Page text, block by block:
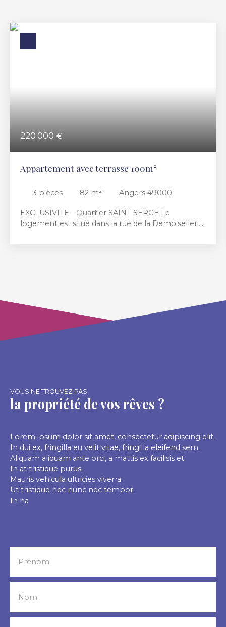
220 000 €
Appartement avec terrasse 100m²
3 pièces 82 m² Angers 49000
EXCLUSIVITE - Quartier SAINT SERGE Le
logement est situé dans la rue de la Demoisellerie
commerces (boulangerie, biocop, carrefour St
chambre, une salle de bain, un coin nuit <9m² PAS
DE CHARGES DE COPROPRIETE - Dans un
immeuble de 2 lots seulement composé de : -
RDC : local commercial - 1er étage :
VOUS NE TROUVEZ PAS
la propriété de vos rêves ?
Lorem ipsum dolor sit amet, consectetur adipiscing elit.
In dui ex, fringilla eu velit vitae, fringilla eleifend sem.
Aliquam aliquam ante orci, a mattis ex facilisis et.
In at tristique purus.
Mauris vehicula ultricies viverra.
Ut tristique nec nunc nec tempor.
In ha
Prénom
Nom